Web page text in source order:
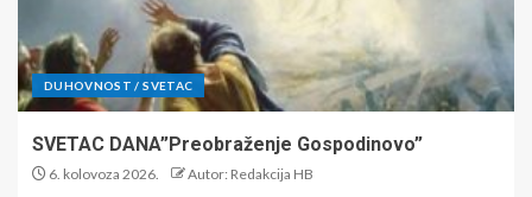
DUHOVNOST / SVETAC
SVETAC DANA”Preobraženje Gospodinovo”
6. kolovoza 2026. Autor: Redakcija HB